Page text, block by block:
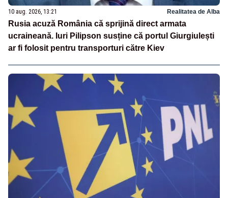
10 aug. 2026, 13:21 Realitatea de Alba
Rusia acuză România că sprijină direct armata
ucraineană. Iuri Pilipson susține că portul Giurgiulești
ar fi folosit pentru transporturi către Kiev